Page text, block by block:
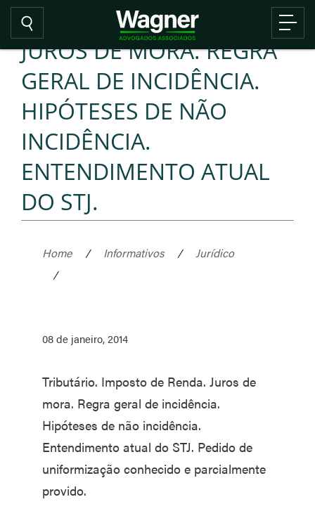
JUROS DE MORA. REGRA
GERAL DE INCIDÊNCIA.
HIPÓTESES DE NÃO
INCIDÊNCIA.
ENTENDIMENTO ATUAL
DO STJ.
Home / Informativos /
Jurídico
/
08 de janeiro, 2014
Tributário. Imposto de Renda. Juros de
mora. Regra geral de incidência.
Hipóteses de não incidência.
Entendimento atual do STJ. Pedido de
uniformização conhecido e parcialmente
provido.